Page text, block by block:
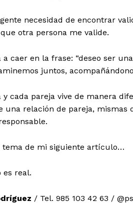
necesidad de encontrar
otra persona me valide.
a caer en la frase: “deseo ser
juntos,
y cada pareja vive de manera
una relación de pareja,
tema de mi siguiente artículo…
es real.
/ Tel. 985 103 42 63 /